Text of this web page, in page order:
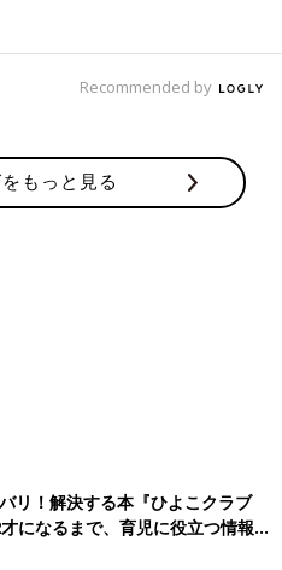
乳食のメニューも栄養価が高く
いでしょう。
乳は必須？（３ケ月・女の子）
くてはいけません。汗をかいて
なようなら、授乳して様子を見
補給はどの程度必要？
麦茶を適度にあげて
く食べていても、まだそれだけ
おっぱいかミルクをあげて。お
場合、授乳時間にはまだ早いよ
ませてもいいでしょう。欲しが
Recommended by
もっと見る
リ！解決する本『ひよこクラブ
になるまで、育児に役立つ情報が